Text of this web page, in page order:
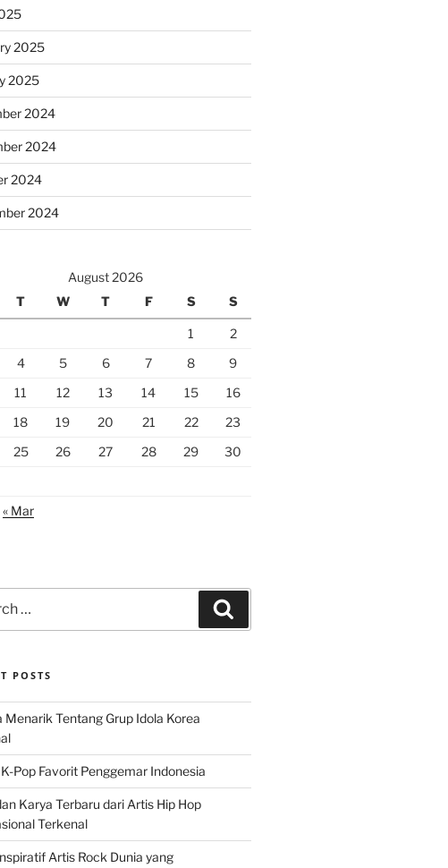
2025
2025
2024
2024
2024
2024
August 2026
T W T F S S
1
2
4 5 6 7 8
9
11 12 13 14 15
16
18 19 20 21 22
23
25 26 27 28 29
30
« Mar
POSTS
Menarik Tentang Grup Idola Korea
Pop Favorit Penggemar Indonesia
Karya Terbaru dari Artis Hip Hop
Terkenal
Artis Rock Dunia yang